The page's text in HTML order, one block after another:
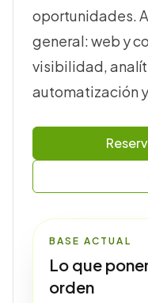
oportunidades.
general: web y
visibilidad,
automatización
BASE ACTUAL
Lo que
orden